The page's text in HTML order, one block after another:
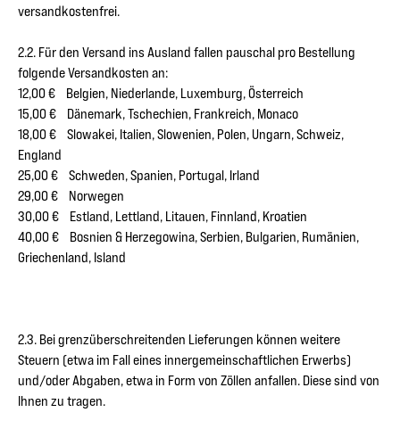
versandkostenfrei.
2.2. Für den Versand ins Ausland fallen pauschal pro Bestellung
folgende Versandkosten an:
12,00 € Belgien, Niederlande, Luxemburg, Österreich
15,00 € Dänemark, Tschechien, Frankreich, Monaco
18,00 € Slowakei, Italien, Slowenien, Polen, Ungarn, Schweiz,
England
25,00 € Schweden, Spanien, Portugal, Irland
29,00 € Norwegen
30,00 € Estland, Lettland, Litauen, Finnland, Kroatien
40,00 € Bosnien & Herzegowina, Serbien, Bulgarien, Rumänien,
Griechenland, Island
2.3. Bei grenzüberschreitenden Lieferungen können weitere
Steuern (etwa im Fall eines innergemeinschaftlichen Erwerbs)
und/oder Abgaben, etwa in Form von Zöllen anfallen. Diese sind von
Ihnen zu tragen.